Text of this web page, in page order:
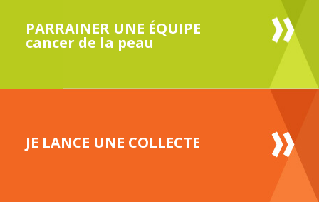
PARRAINER UNE ÉQUIPE
cancer de la peau
JE LANCE UNE COLLECTE